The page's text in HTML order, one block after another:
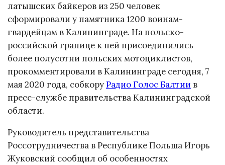
латышских байкеров из 250 человек
сформировали у памятника 1200 воинам-
гвардейцам в Калининграде. На польско-
российской границе к ней присоединились
более полусотни польских мотоциклистов,
прокомментировали в Калининграде сегодня, 7
мая 2020 года, собкоруРадио Голос Балтии в
пресс-службе правительства Калининградской
области.
Руководитель представительства
Россотрудничества в Республике Польша Игорь
Жуковский сообщил об особенностях